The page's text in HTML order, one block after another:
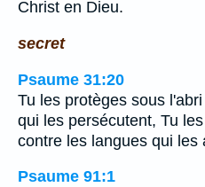
Christ en Dieu.
secret
Psaume 31:20
Tu les protèges sous
qui les persécutent, Tu
contre les langues qui les
Psaume 91:1